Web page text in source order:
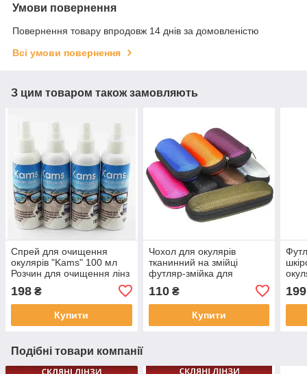
Умови повернення
Повернення товару впродовж 14 днів за домовленістю
Всі умови повернення
З цим товаром також замовляють
Спрей для очищення
окулярів "Kams" 100 мл
Розчин для очищення лінз
198 ₴
Купити
Чохол для окулярів
тканинний на змійці
футляр-змійка для
окулярів на змійці
110₴
Купити
199
Подібні товари компанії